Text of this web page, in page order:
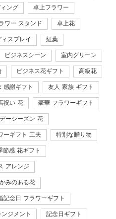
ング 卓上フラワー
ワー スタンド 卓上花
スプレイ 紅葉
ビジネスシーン 室内グリーン
ビジネス花ギフト 高級花
感謝ギフト 友人 家族 ギフト
祝い 花 豪華 フラワーギフト
ーシーズン 花
ーギフト 工夫 特別な贈り物
節感 花ギフト
アレンジ
みのある花
記念日 フラワーギフト
ジメント 記念日ギフト